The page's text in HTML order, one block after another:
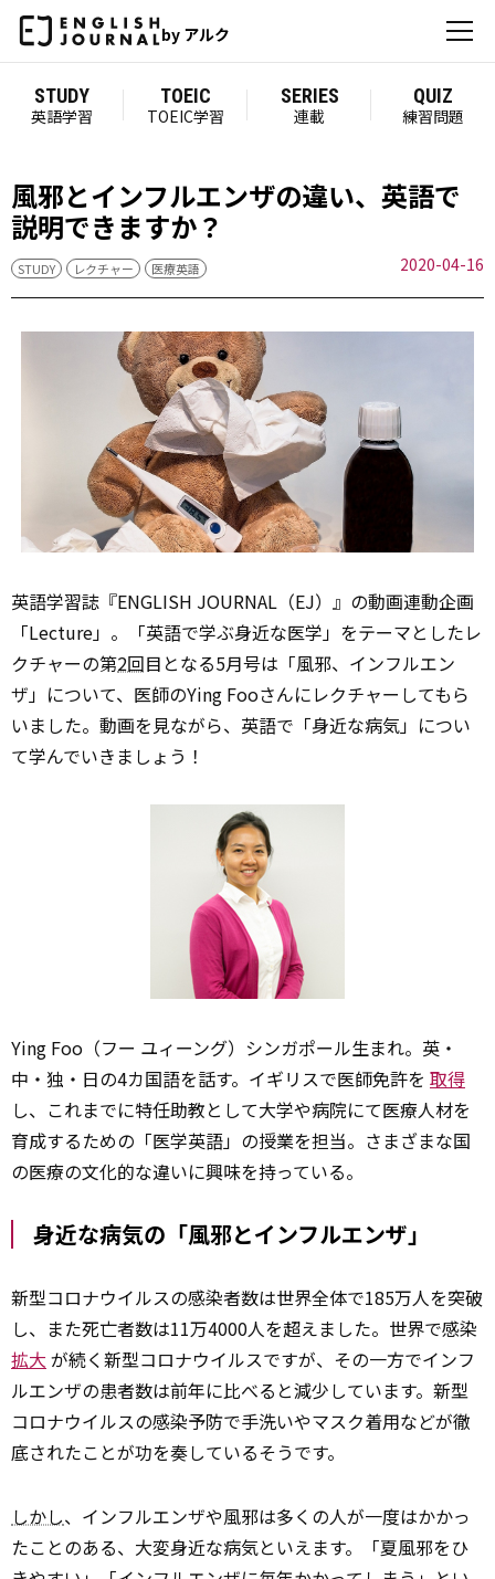
by アルク
STUDY
英語学習
TOEIC
TOEIC学習
SERIES
連載
QUIZ
練習問題
風邪とインフルエンザの違い、英語で
説明できますか？
STUDY レクチャー 医療英語 2020-04-16
英語学習誌『ENGLISH JOURNAL（EJ）』の動画連動企画
「Lecture」。「英語で学ぶ身近な医学」をテーマとしたレ
クチャーの第2回目となる5月号は「風邪、インフルエン
ザ」について、医師のYing Fooさんにレクチャーしてもら
いました。動画を見ながら、英語で「身近な病気」につい
て学んでいきましょう！
Ying Foo（フー ユィーング）シンガポール生まれ。英・
中・独・日の4カ国語を話す。イギリスで医師免許を 取得
し、これまでに特任助教として大学や病院にて医療人材を
育成するための「医学英語」の授業を担当。さまざまな国
の医療の文化的な違いに興味を持っている。
身近な病気の「風邪とインフルエンザ」
新型コロナウイルスの感染者数は世界全体で185万人を突破
し、また死亡者数は11万4000人を超えました。世界で感染
拡大 が続く新型コロナウイルスですが、その一方でインフ
ルエンザの患者数は前年に比べると減少しています。新型
コロナウイルスの感染予防で手洗いやマスク着用などが徹
底されたことが功を奏しているそうです。
しかし、インフルエンザや風邪は多くの人が一度はかかっ
たことのある、大変身近な病気といえます。「夏風邪をひ